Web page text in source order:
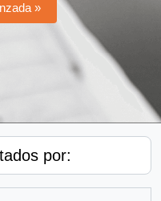
»
por: